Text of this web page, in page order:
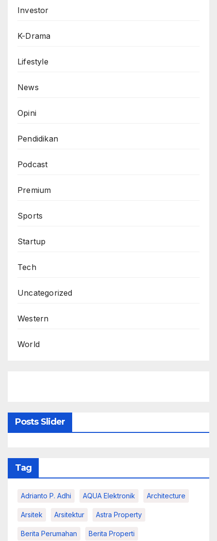
Investor
K-Drama
Lifestyle
News
Opini
Pendidikan
Podcast
Premium
Sports
Startup
Tech
Uncategorized
Western
World
Posts Slider
Tag
Adrianto P. Adhi AQUA Elektronik Architecture
Arsitek Arsitektur Astra Property
Berita Perumahan Berita Properti